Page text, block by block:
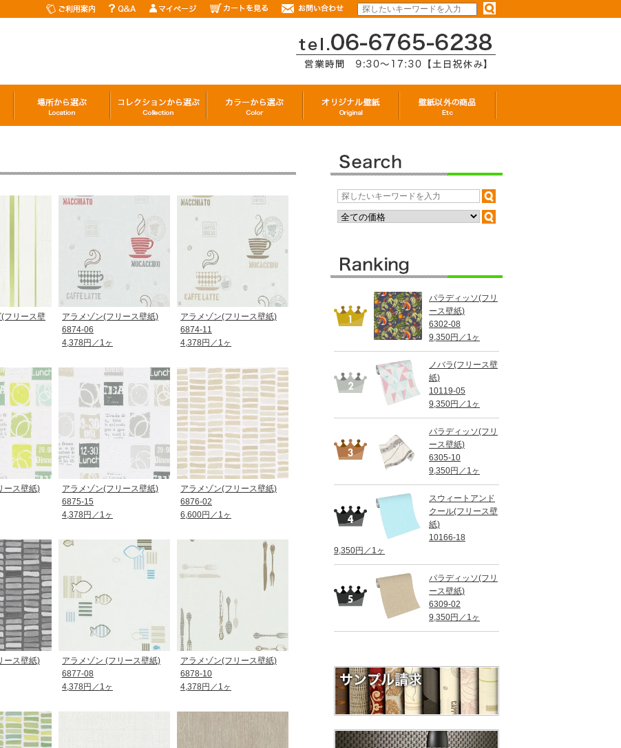
フリース壁
アラメゾン(フリース壁紙)
6874-06
4,378円／1ヶ
アラメゾン(フリース壁紙)
6874-11
4,378円／1ヶ
ース壁紙)
アラメゾン(フリース壁紙)
6875-15
4,378円／1ヶ
アラメゾン(フリース壁紙)
6876-02
6,600円／1ヶ
ース壁紙)
アラメゾン (フリース壁紙)
6877-08
4,378円／1ヶ
アラメゾン(フリース壁紙)
6878-10
4,378円／1ヶ
パラディッソ(フリ
ース壁紙)
6302-08
9,350円／1ヶ
ノバラ(フリース壁
紙)
10119-05
9,350円／1ヶ
パラディッソ(フリ
ース壁紙)
6305-10
9,350円／1ヶ
スウィートアンド
クール(フリース壁
紙)
10166-18
9,350円／1ヶ
パラディッソ(フリ
ース壁紙)
6309-02
9,350円／1ヶ